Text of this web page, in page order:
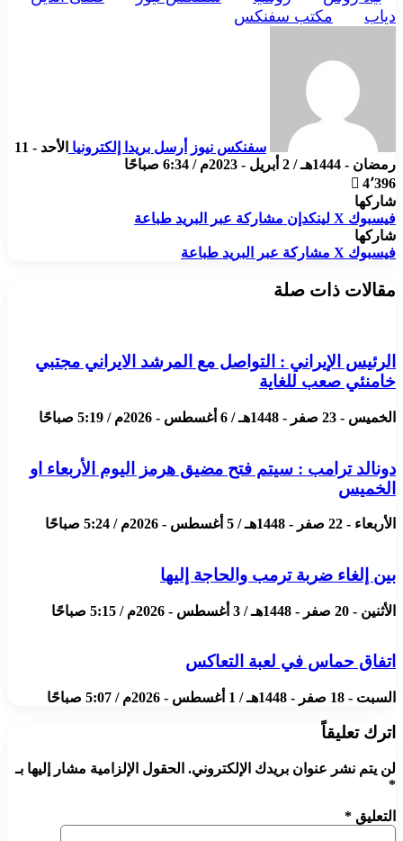
دياب
مكتب سفنكس
سفنكس نيوز أرسل بريدا إلكترونيا
الأحد - 11
رمضان - 1444هـ / 2 أبريل - 2023م / 6:34 صباحًا
4٬396
شاركها
فيسبوك X لينكدإن مشاركة عبر البريد طباعة
شاركها
فيسبوك X مشاركة عبر البريد طباعة
مقالات ذات صلة
الرئيس الإيراني : التواصل مع المرشد الايراني مجتبي
خامنئي صعب للغاية
الخميس - 23 صفر - 1448هـ / 6 أغسطس - 2026م / 5:19 صباحًا
دونالد ترامب : سيتم فتح مضيق هرمز اليوم الأربعاء او
الخميس
الأربعاء - 22 صفر - 1448هـ / 5 أغسطس - 2026م / 5:24 صباحًا
بين إلغاء ضربة ترمب والحاجة إليها
الأثنين - 20 صفر - 1448هـ / 3 أغسطس - 2026م / 5:15 صباحًا
اتفاق حماس في لعبة التعاكس
السبت - 18 صفر - 1448هـ / 1 أغسطس - 2026م / 5:07 صباحًا
اترك تعليقاً
لن يتم نشر عنوان بريدك الإلكتروني. الحقول الإلزامية مشار إليها بـ
*
التعليق *